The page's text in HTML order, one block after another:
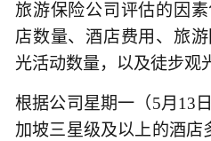
旅游保险公司评估的因
店数量、酒店费用、旅
光活动数量，以及徒步观
根据公司星期一（5月13
加坡三星级及以上的酒店